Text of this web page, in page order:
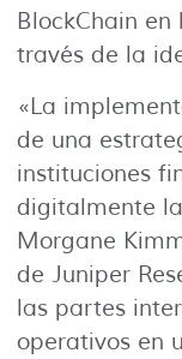
BlockChain
través de la
«La
de una
instituciones
digitalmente
Morgane
de Juniper
las partes
operativos en